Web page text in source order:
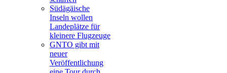
Südägäische
Inseln wollen
Landeplätze für
kleinere Flugzeuge
GNTO gibt mit
neuer
Veröffentlichung